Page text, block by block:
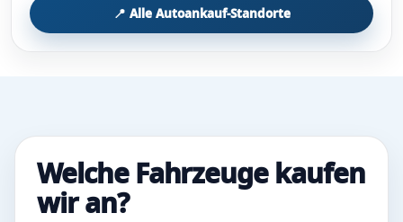
📍 Alle Autoankauf-Standorte
Welche Fahrzeuge kaufen
wir an?